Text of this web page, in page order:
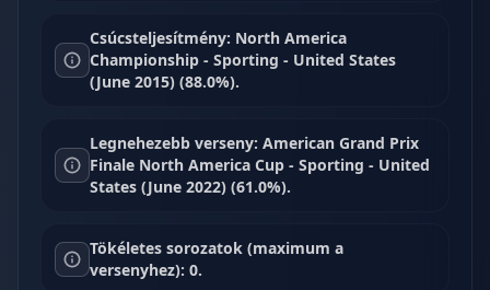
Csúcsteljesítmény: North America
Championship - Sporting - United States
(June 2015) (88.0%).
Legnehezebb verseny: American Grand Prix
Finale North America Cup - Sporting - United
States (June 2022) (61.0%).
Tökéletes sorozatok (maximum a
versenyhez): 0.